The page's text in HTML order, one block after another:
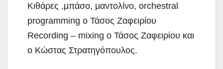
Κιθάρες ,μπάσο, μαντολίνο, orchestral
programming ο Τάσος Ζαφειρίου
Recording – mixing ο Τάσος Ζαφειρίου και
ο Κώστας Στρατηγόπουλος.